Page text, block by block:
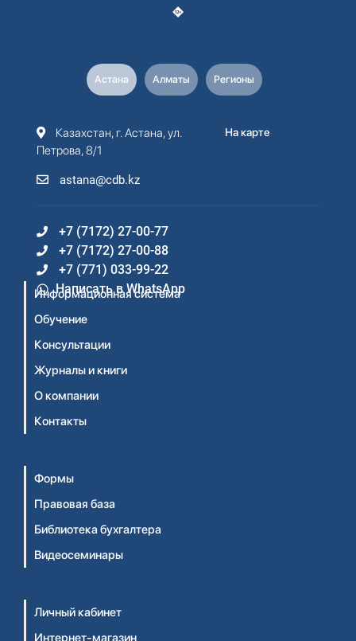
Астана Алматы Регионы
Казахстан, г. Астана, ул.
Петрова, 8/1
astana@cdb.kz
На карте
+7 (7172) 27-00-77
+7 (7172) 27-00-88
+7 (771) 033-99-22
Написать в WhatsApp
Информационная система
Обучение
Консультации
Журналы и книги
О компании
Контакты
Формы
Правовая база
Библиотека бухгалтера
Видеосеминары
Личный кабинет
Интернет-магазин